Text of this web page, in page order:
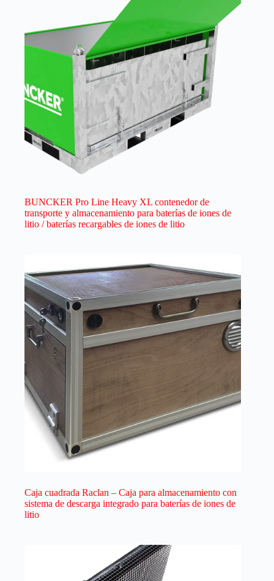
BUNCKER Pro Line Heavy XL contenedor de
transporte y almacenamiento para baterías de iones de
litio / baterías recargables de iones de litio
Caja cuadrada Raclan – Caja para almacenamiento con
sistema de descarga integrado para baterías de iones de
litio